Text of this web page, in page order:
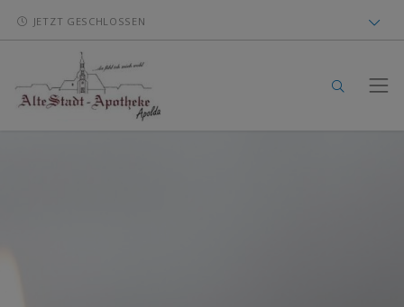
JETZT GESCHLOSSEN